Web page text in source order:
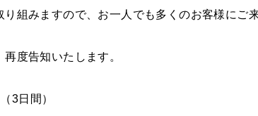
組みますので、お一人でも多くのお客様にご
度告知いたします。
3日間）